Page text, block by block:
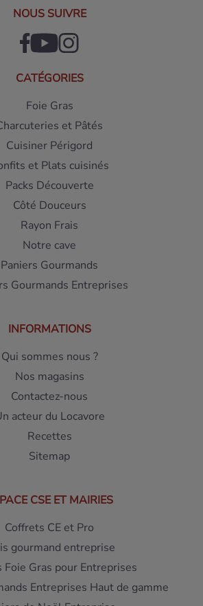
NOUS SUIVRE
CATÉGORIES
Foie Gras
et Pâtés
Cuisiner Périgord
et Plats cuisinés
Packs Découverte
Côté Douceurs
Rayon Frais
Notre cave
Paniers Gourmands
Gourmands Entreprises
INFORMATIONS
Qui sommes nous ?
Nos magasins
Contactez-nous
acteur du Locavore
Recettes
Sitemap
CSE ET MAIRIES
Coffrets CE et Pro
gourmand entreprise
Foie Gras pour Entreprises
Entreprises Haut de gamme